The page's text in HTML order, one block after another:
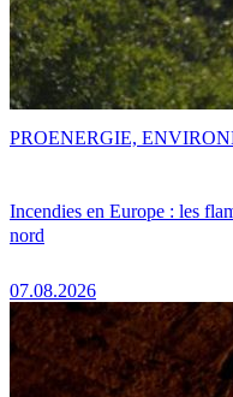
Incendies en Europe : les
nord
07.08.2026
PROENERGIE,